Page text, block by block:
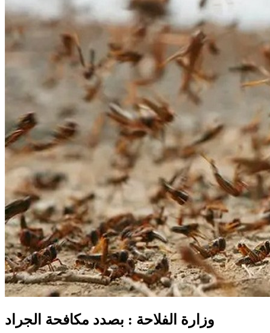
وزارة الفلاحة : بصدد مكافحة الجراد